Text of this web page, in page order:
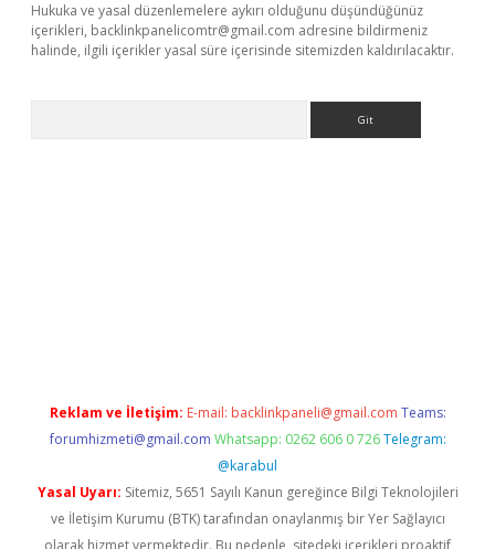
Hukuka ve yasal düzenlemelere aykırı olduğunu düşündüğünüz
içerikleri, backlinkpanelicomtr@gmail.com adresine bildirmeniz
halinde, ilgili içerikler yasal süre içerisinde sitemizden kaldırılacaktır.
Reklam ve İletişim: E-mail: backlinkpaneli@gmail.com Teams:
forumhizmeti@gmail.com Whatsapp: 0262 606 0 726 Telegram:
@karabul
Yasal Uyarı: Sitemiz, 5651 Sayılı Kanun gereğince Bilgi Teknolojileri
ve İletişim Kurumu (BTK) tarafından onaylanmış bir Yer Sağlayıcı
olarak hizmet vermektedir. Bu nedenle, sitedeki içerikleri proaktif